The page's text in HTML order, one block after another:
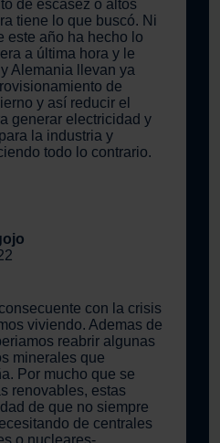
de escasez o altos
tiene lo que buscó. Ni
este año ha hecho lo
a última hora y le
Alemania llevan ya
de
y así reducir el
generar electricidad y
la industria y
todo lo contrario.
con la crisis
viviendo. Ademas de
reabrir algunas
minerales que
Por mucho que se
renovables, estas
de que no siempre
de centrales